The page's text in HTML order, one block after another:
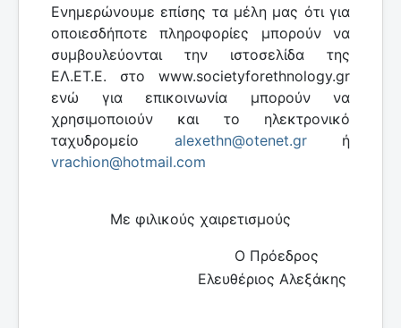
Ενημερώνουμε επίσης τα μέλη μας ότι για
οποιεσδήποτε πληροφορίες μπορούν να
συμβουλεύονται την ιστοσελίδα της
ΕΛ.ΕΤ.Ε. στο www.societyforethnology.gr
ενώ για επικοινωνία μπορούν να
χρησιμοποιούν και το ηλεκτρονικό
ταχυδρομείο alexethn@otenet.grή
vrachion@hotmail.com
Mε φιλικούς χαιρετισμούς
Ο Πρόεδρος
Ελευθέριος Αλεξάκης